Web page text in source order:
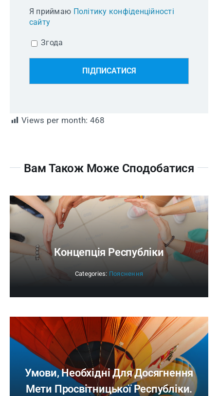
Я приймаю Політику конфіденційності
сайту
Згода
Views per month: 468
Вам Також Може Сподобатися
Концепція Республіки
Categories: Пояснення
Умови, Необхідні Для Досягнення
Мети Просвітницької Республіки.